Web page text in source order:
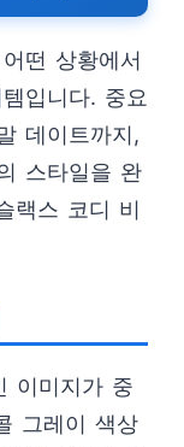
떤 상황에서
입니다. 중요
데이트까지,
스타일을 완
랙스 코디 비
이미지가 중
그레이 색상